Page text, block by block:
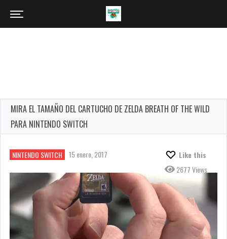
MIRA EL TAMAÑO DEL CARTUCHO DE ZELDA BREATH OF THE WILD
PARA NINTENDO SWITCH
NINTENDO SWITCH 15 enero, 2017
Like this
2677 Views